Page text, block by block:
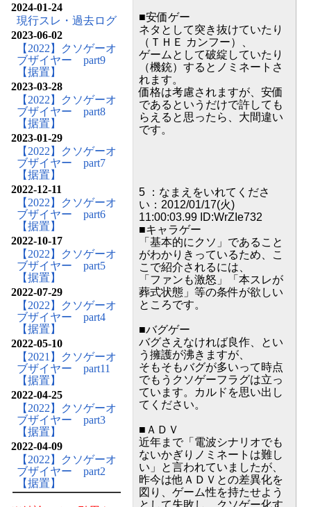
2024-01-24
現行スレ・過去ログ
2023-06-02
【2022】クソゲーオ
ブザイヤー part9
【据置】
2023-03-28
【2022】クソゲーオ
ブザイヤー part8
【据置】
2023-01-29
【2022】クソゲーオ
ブザイヤー part7
【据置】
2022-12-11
【2022】クソゲーオ
ブザイヤー part6
【据置】
2022-10-17
【2022】クソゲーオ
ブザイヤー part5
【据置】
2022-07-29
【2022】クソゲーオ
ブザイヤー part4
【据置】
2022-05-10
【2021】クソゲーオ
ブザイヤー part11
【据置】
2022-04-25
【2022】クソゲーオ
ブザイヤー part3
【据置】
2022-04-09
【2022】クソゲーオ
ブザイヤー part2
【据置】
■安価ゲー
ネタとして突き抜けていたり
（ＴＨＥ カンフー）、
ゲームとして破綻していたり
（機銃）するとノミネートさ
れます。
価格は考慮されますが、安価
であるというだけで許しても
らえると思ったら、大間違い
です。
5 ：なまえをいれてくださ
い：2012/01/17(火)
11:00:03.99 ID:WrZIe732
■キャラゲー
「基本的にクソ」であること
がわかりきっているため、こ
こで紹介されるには、
「ファンも激怒」「本スレが
葬式状態」等の条件が欲しい
ところです。
■バグゲー
バグさえなければ良作、とい
う擁護が沸きますが、
そもそもバグが多いって時点
でもうクソゲーフラグは立っ
ています。カルドを思い出し
てください。
■ＡＤＶ
近年まで「電波シナリオでも
ないかぎりノミネートは難し
い」と言われていましたが、
昨今は他ＡＤＶとの差異化を
図り、ゲーム性を持たせよう
として失敗し、クソゲー化す